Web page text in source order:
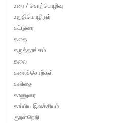
உரை / சொற்பொழிவு
உறுதிமொழிஞர்
கட்டுரை
கதை
கருத்தரங்கம்
கலை
கலைச்சொற்கள்
கவிதை
காணுரை
காப்பிய இலக்கியம்
குறள்நெறி